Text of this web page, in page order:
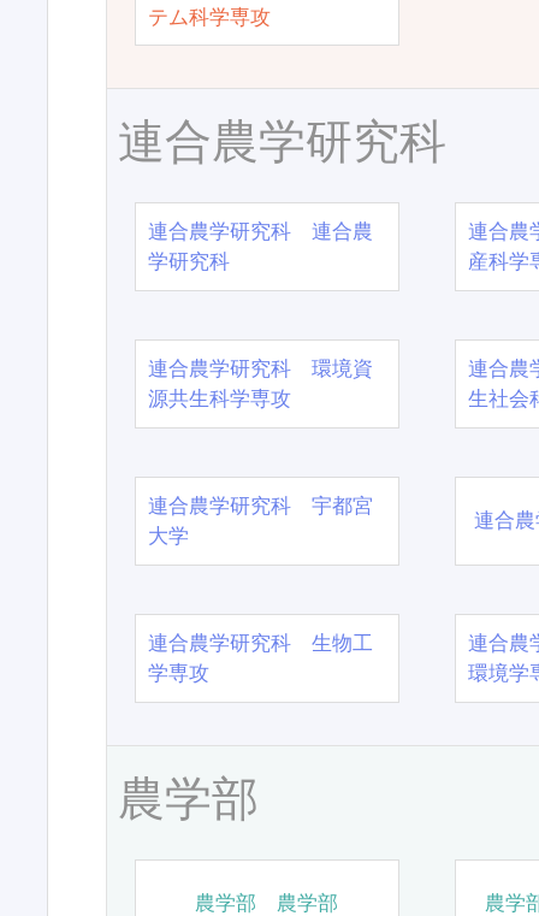
テム科学専攻
連合農学研究科
連合農学研究科 連合農
学研究科
連合農
産科学
連合農学研究科 環境資
源共生科学専攻
連合農
生社会
連合農学研究科 宇都宮
大学
連合
連合農学研究科 生物工
学専攻
連合農
環境学
農学部
農学部 農学部 農学